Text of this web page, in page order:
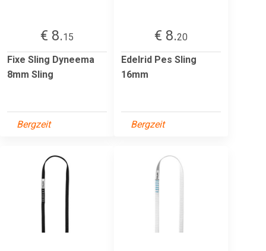
€ 8.15
Fixe Sling Dyneema
8mm Sling
Bergzeit
€ 8.20
Edelrid Pes Sling
16mm
Bergzeit